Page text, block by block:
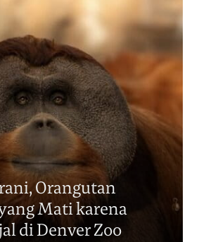
Orangutan
Berkurang 2.700
Satu Dekade?
Hanafiah 14 Jul 2026
Orangutan
Mati karena
di Denver Zoo